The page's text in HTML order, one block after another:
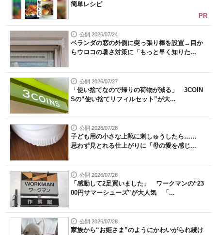
簡単レシピ
PR
公開 2026/07/24
ベランダの窓の外側に突っ張り棒を設置→目か
らウロコの暑さ対策に「もっと早く知りた...
公開 2026/07/27
「使い捨てなので帰りの荷物が減る」 3COIN
Sの“使い捨てリフィルセット”が大...
公開 2026/07/28
子ども用の小さな上靴に刺しゅうしたら……
思わず見とれる仕上がりに「母の愛を感じ...
公開 2026/07/28
「感動して2足買いました」 ワークマンの“23
00円サマーシューズ”が大人気 「...
公開 2026/07/28
家族から“お姫さま”のようにかわいがられ続け